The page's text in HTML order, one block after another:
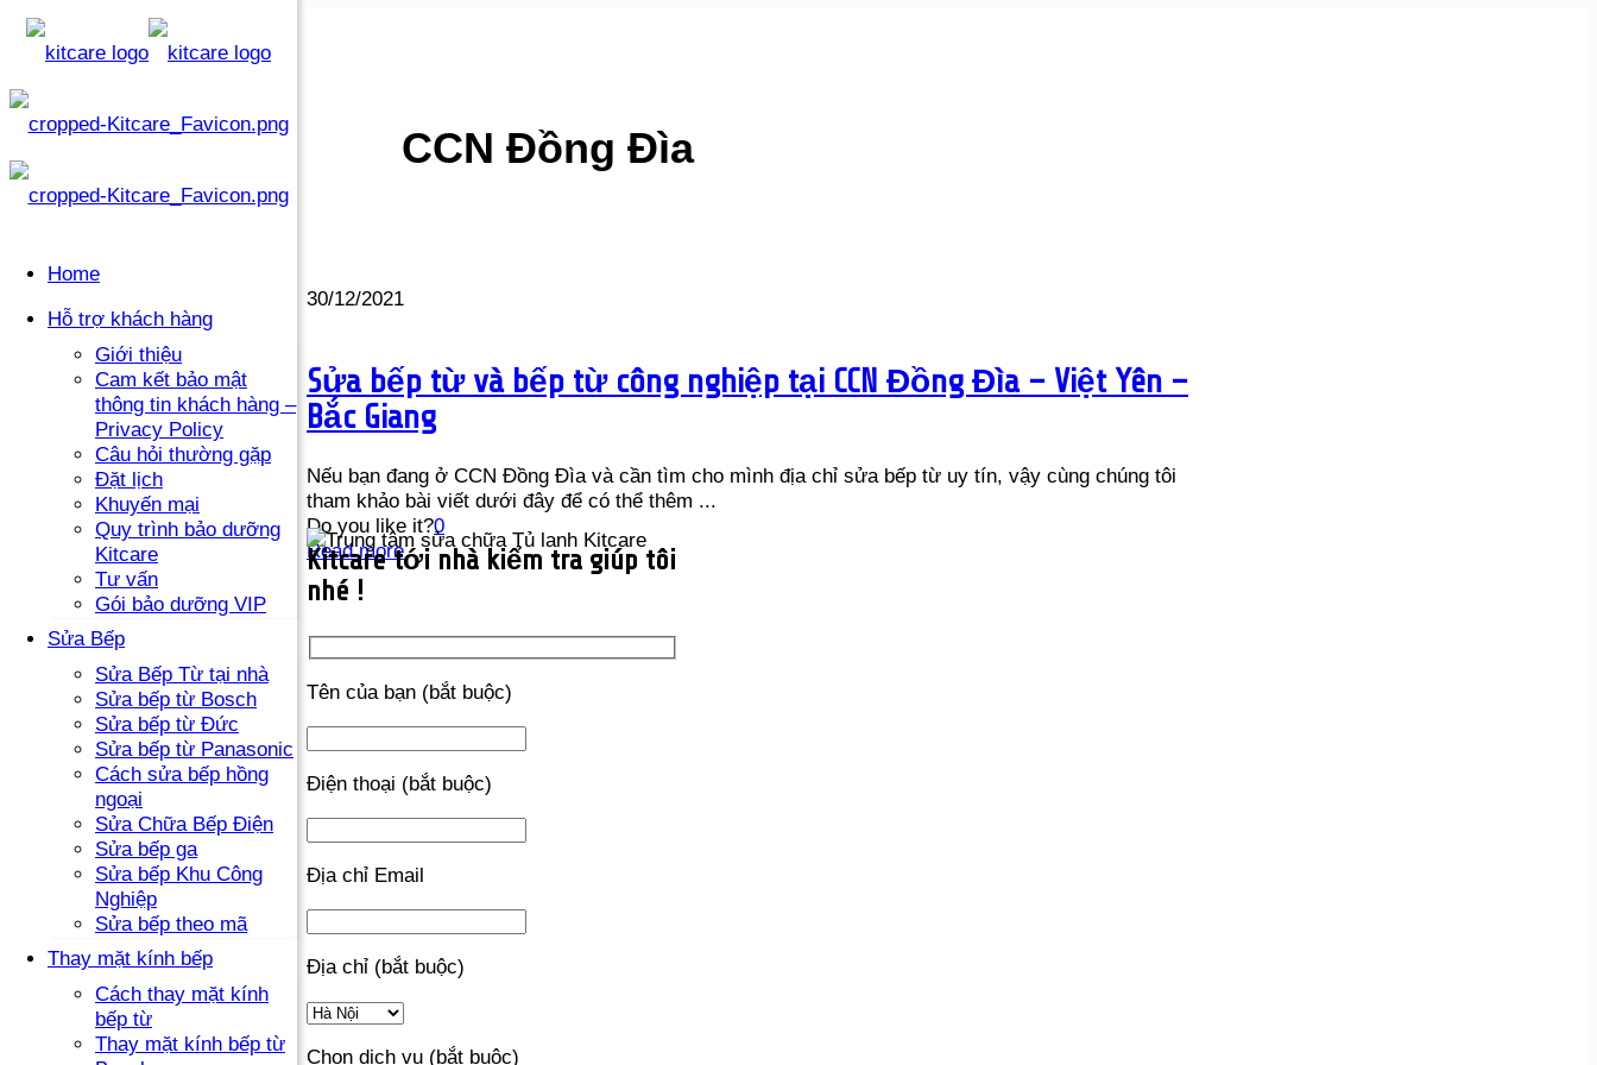
Home
Hỗ trợ khách hàng
Giới thiệu
Cam kết bảo mật
thông tin khách hàng –
Privacy Policy
Câu hỏi thường gặp
Đặt lịch
Khuyến mại
Quy trình bảo dưỡng
Kitcare
Tư vấn
Gói bảo dưỡng VIP
Sửa Bếp
Sửa Bếp Từ tại nhà
Sửa bếp từ Bosch
Sửa bếp từ Đức
Sửa bếp từ Panasonic
Cách sửa bếp hồng
ngoại
Sửa Chữa Bếp Điện
Sửa bếp ga
Sửa bếp Khu Công
Nghiệp
Sửa bếp theo mã
Thay mặt kính bếp
Cách thay mặt kính
bếp từ
Thay mặt kính bếp từ
CCN Đồng Đìa
30/12/2021
Sửa bếp từ và bếp từ công nghiệp tại CCN Đồng Đìa – Việt Yên –
Bắc Giang
Nếu bạn đang ở CCN Đồng Đìa và cần tìm cho mình địa chỉ sửa bếp từ uy tín, vậy cùng chúng tôi
tham khảo bài viết dưới đây để có thể thêm ...
Do you like it?0
Read more
Kitcare tới nhà kiểm tra giúp tôi
nhé !
Tên của bạn (bắt buộc)
Điện thoại (bắt buộc)
Địa chỉ Email
Địa chỉ (bắt buộc)
Chọn dịch vụ (bắt buộc)